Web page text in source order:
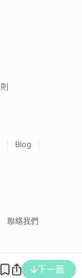
下一篇
Blog
聯絡我們